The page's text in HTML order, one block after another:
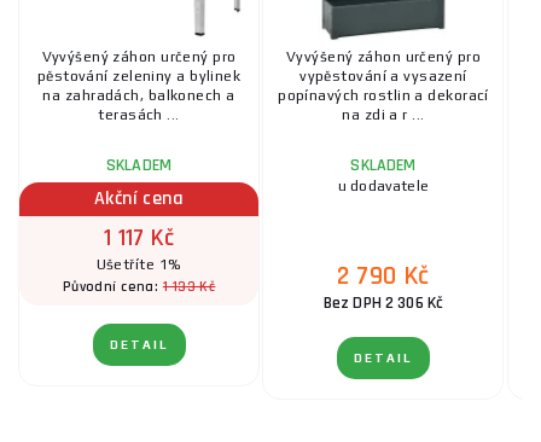
Vyvýšený záhon určený pro
pěstování zeleniny a bylinek
na zahradách, balkonech a
terasách ...
SKLADEM
Akční cena
1 117 Kč
Ušetříte 1%
Původní cena:1 133 Kč
DETAIL
Vyvýšený záhon určený pro
vypěstování a vysazení
popínavých rostlin a dekorací
na zdi a r ...
SKLADEM
u dodavatele
2 790 Kč
Bez DPH 2 306 Kč
DETAIL